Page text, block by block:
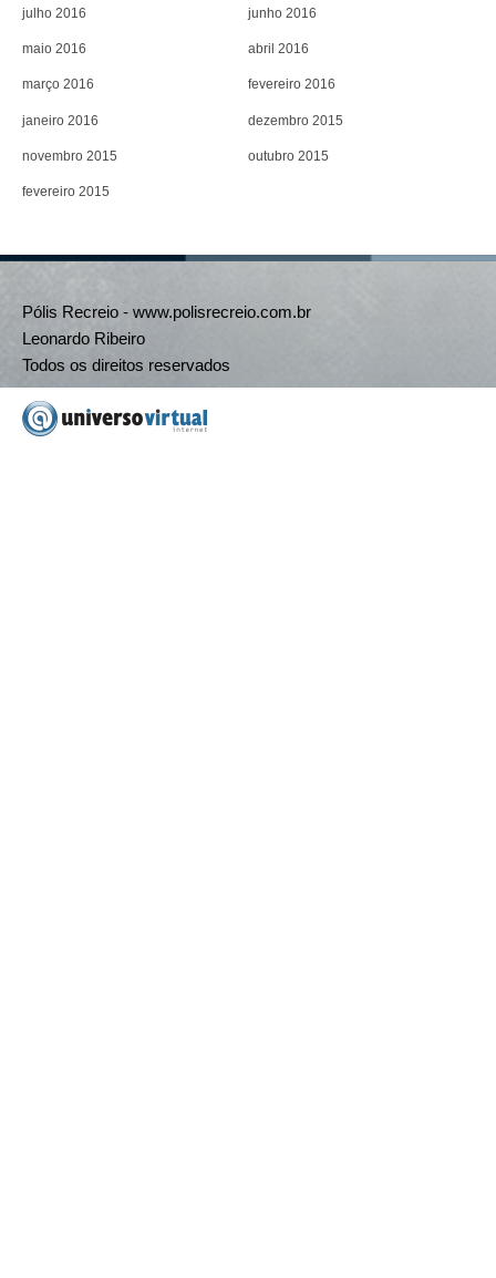
julho 2016 junho 2016
maio 2016 abril 2016
março 2016 fevereiro 2016
janeiro 2016 dezembro 2015
novembro 2015 outubro 2015
fevereiro 2015
Pólis Recreio - www.polisrecreio.com.br
Leonardo Ribeiro
Todos os direitos reservados